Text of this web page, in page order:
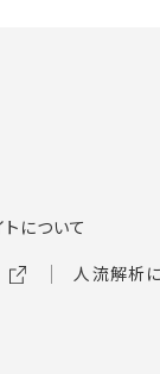
について
人流解析